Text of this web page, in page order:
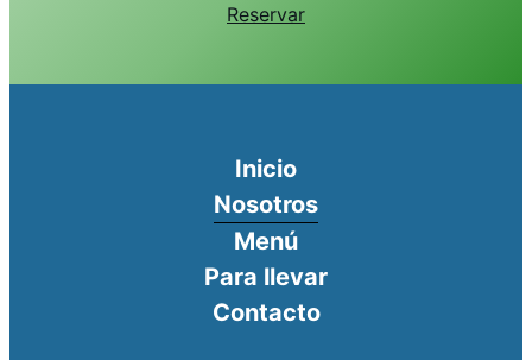
Reservar
Inicio
Nosotros
Menú
Para llevar
Contacto